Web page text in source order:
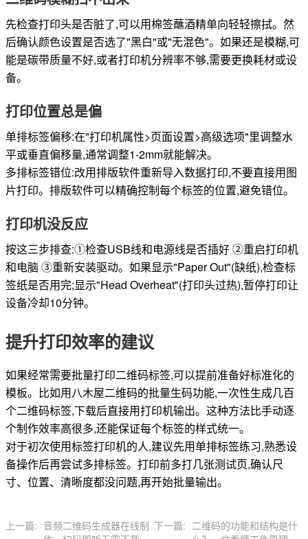
先检查打印头是否脏了,可以用棉签蘸酒精单向轻轻擦拭。然
后确认颜色设置是否选了"黑白"或"无混色"。如果还是模糊,可
能是碳带质量不好,或者打印机分辨率不够,需要更换耗材或设
备。
打印位置总是偏
单排标签偏移:在"打印机属性>页面设置>高级选项"里调整水
平或垂直偏移量,通常调整1-2mm就能解决。
多排标签错位:改用排版软件重新导入数据打印,不要直接用图
片打印。排版软件可以精确控制每个标签的位置,避免错位。
打印机没反应
按这三步排查:①检查USB线和电源线是否插好 ②重启打印机
和电脑 ③重新安装驱动。如果显示"Paper Out"(缺纸),检查标
签纸是否用完;显示"Head Overheat"(打印头过热),暂停打印让
设备冷却10分钟。
提升打印效率的建议
如果经常需要批量打印二维码标签,可以提前准备好标准化的
模板。比如用八木屋二维码的批量生码功能,一次性生成几百
个二维码标签,下载后直接用打印机输出。这种方法比手动逐
个制作效率高很多,还能保证每个标签的样式统一。
对于初次使用标签打印机的人,建议先用单排标签练习,熟悉设
备操作后再尝试多排标签。打印前多打几张测试页,确认尺
寸、位置、清晰度都没问题,再开始批量输出。
上一篇: 音频二维码生成器在线制 下一篇: 二维码的功能和结构是什